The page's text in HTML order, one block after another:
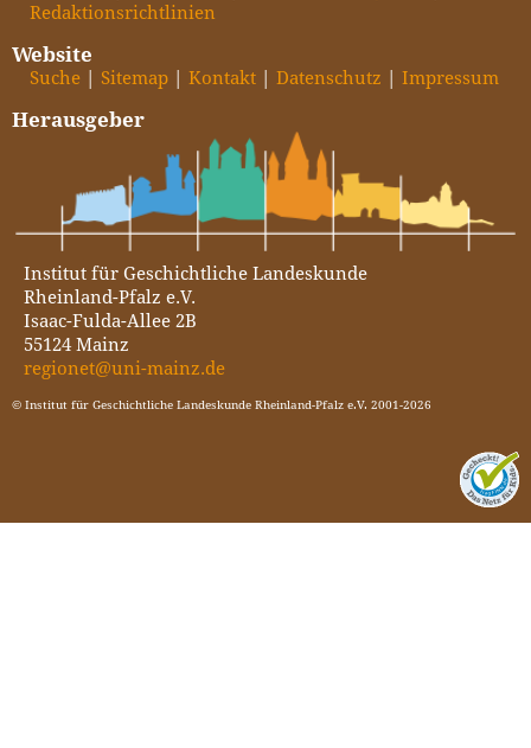
Redaktionsrichtlinien
Website
Suche Sitemap Kontakt Datenschutz Impressum
Herausgeber
Institut für Geschichtliche Landeskunde
Rheinland-Pfalz e.V.
Isaac-Fulda-Allee 2B
55124 Mainz
regionet@uni-mainz.de
© Institut für Geschichtliche Landeskunde Rheinland-Pfalz e.V. 2001-2026